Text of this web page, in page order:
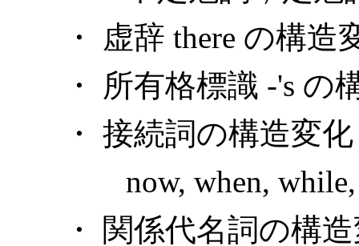
・ 虚辞 there の構造
・ 所有格標識 -'s の
・ 接続詞の構造変化
now, when, while,
・ 関係代名詞の構造